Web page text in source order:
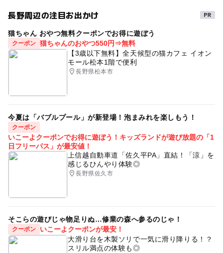
長野周辺の注目お出かけ
猫ちゃん おやつ無料クーポンでお得に遊ぼう
クーポン 猫ちゃんのおやつ550円⇒無料
【3歳以下無料】全天候型の猫カフェ イオン
モール松本1階で便利
長野県松本市
今夏は「バブルプール」が新登場！泡まみれを楽しもう！
クーポン
いこーよクーポンでお得に遊ぼう！キッズランドが遊び放題の「1
日フリーパス」が最安値！
上信越自動車道「佐久平PA」直結！「涼」を
感じるひんやり体験◎
長野県佐久市
そこらの遊びじゃ物足りぬ…修業の森へ参るのじゃ！
クーポン
いこーよクーポンが最安！
大滑り台を木製ソリで一気に滑り降りる！？
スリル満点の体験も◎